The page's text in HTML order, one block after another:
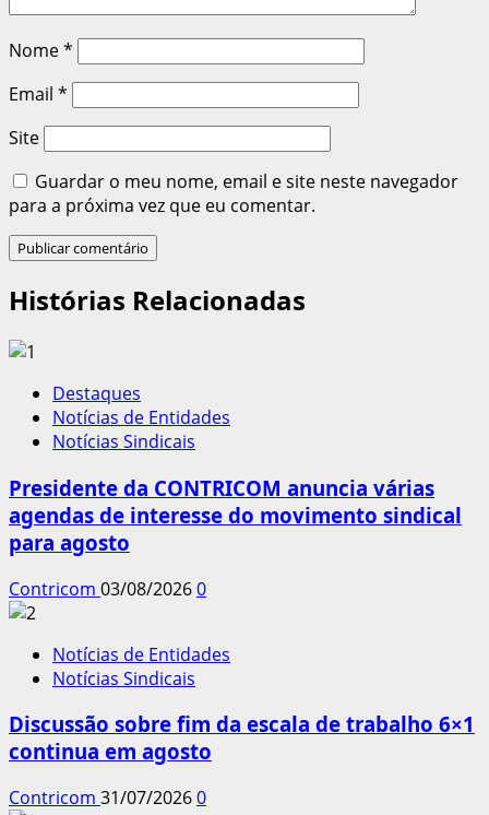
Nome*
Email *
Site
Guardar o meu nome, email e site neste navegador
para a próxima vez que eu comentar.
Histórias Relacionadas
Destaques
Notícias de Entidades
Notícias Sindicais
Presidente da CONTRICOM anuncia várias
agendas de interesse do movimento sindical
para agosto
Contricom 03/08/20260
Notícias de Entidades
Notícias Sindicais
Discussão sobre fim da escala de trabalho 6×1
continua em agosto
Contricom 31/07/20260